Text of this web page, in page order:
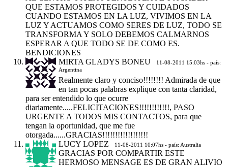
QUE ESTAMOS PROTEGIDOS Y CUIDADOS
CUANDO ESTAMOS EN LA LUZ, VIVIMOS EN LA
LUZ Y ACTUAMOS COMO SERES DE LUZ, TODO SE
TRANSFORMA Y SOLO DEBEMOS CALMARNOS
ESPERAR A QUE TODO SE DE COMO ES.
BENDICIONES
MIRTA GLADYS BONEU
11-08-2011 15:03hs - país:
Argentina
Realmente claro y conciso!!!!!!!! Admirada de que
en tan pocas palabras explique con tanta claridad,
para ser entendido lo que ocurre
diariamente.....FELICITACIONES!!!!!!!!!!!!, PASO
URGENTE A TODOS MIS CONTACTOS, para que
tengan la oportunidad, que me fue
otorgada......GRACIAS!!!!!!!!!!!!!!!!!!
LUCY LOPEZ
11-08-2011 10:07hs - país: Australia
GRACIAS POR COMPARTIR ESTE
HERMOSO MENSAGE ES DE GRAN ALIVIO